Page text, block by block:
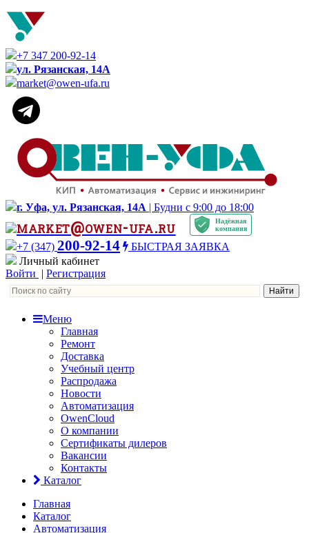
+7 347 200-92-14
ул. Рязанская, 14А
market@owen-ufa.ru
г. Уфа, ул. Рязанская, 14А | Будни с 9:00 до 18:00
market@owen-ufa.ru
Надёжная
компания
+7 (347) 200-92-14
БЫСТРАЯ ЗАЯВКА
Личный кабинет
Войти | Регистрация
Меню
Главная
Ремонт
Доставка
Учебный центр
Распродажа
Новости
Автоматизация
OwenCloud
О компании
Сертификаты дилеров
Вакансии
Контакты
Каталог
Главная
Каталог
Автоматизация